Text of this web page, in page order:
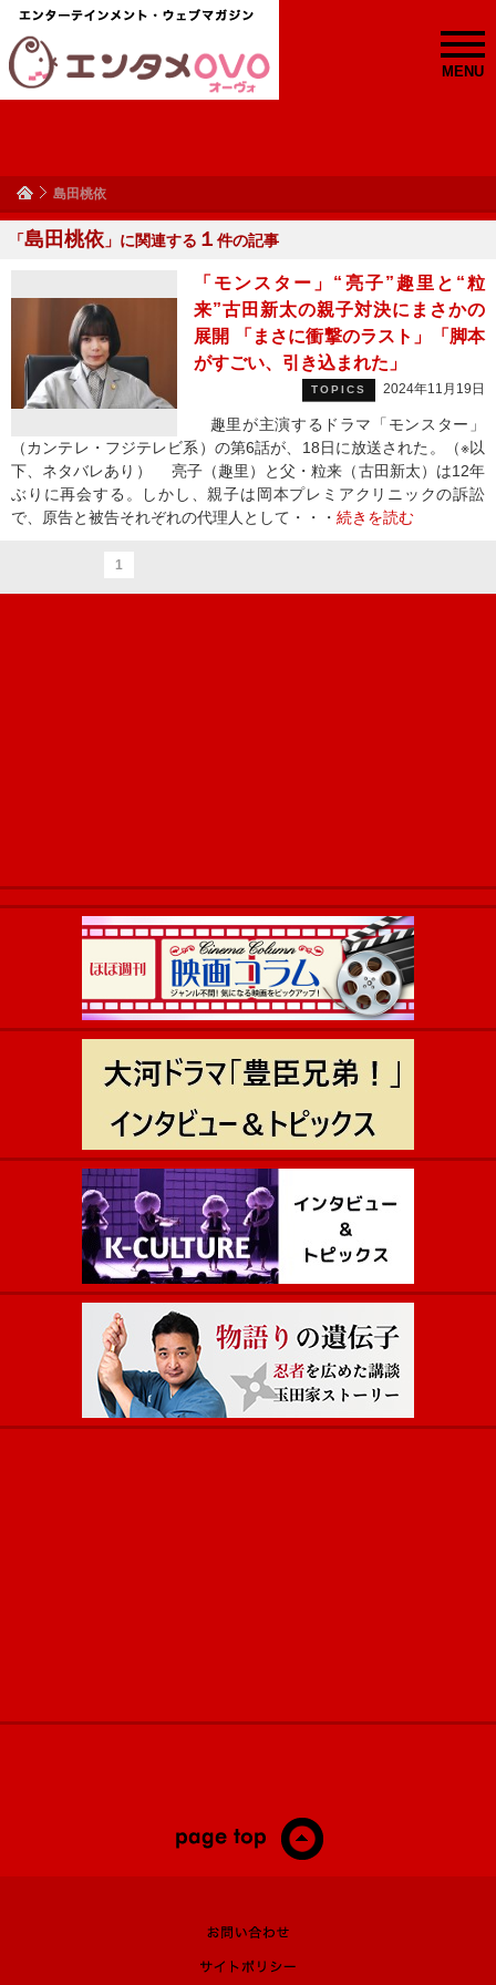
MENU
島田桃依
「島田桃依 」に関連する １ 件の記事
「モンスター」“亮子”趣里と“粒
来”古田新太の親子対決にまさかの
展開 「まさに衝撃のラスト」「脚本
がすごい、引き込まれた」
TOPICS 2024年11月19日
趣里が主演するドラマ「モンスター」
（カンテレ・フジテレビ系）の第6話が、18日に放送された。（※以
下、ネタバレあり） 亮子（趣里）と父・粒来（古田新太）は12年
ぶりに再会する。しかし、親子は岡本プレミアクリニックの訴訟
で、原告と被告それぞれの代理人として・・・ 続きを読む
1